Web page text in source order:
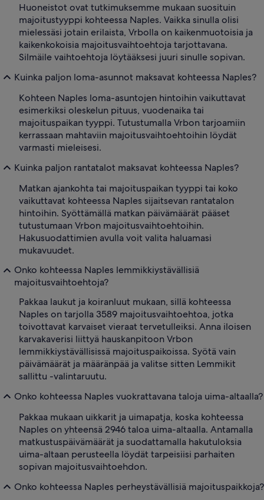
Huoneistot ovat tutkimuksemme mukaan suosituin
majoitustyyppi kohteessa Naples. Vaikka sinulla olisi
mielessäsi jotain erilaista, Vrbolla on kaikenmuotoisia ja
kaikenkokoisia majoitusvaihtoehtoja tarjottavana.
Silmäile vaihtoehtoja löytääksesi juuri sinulle sopivan.
Kuinka paljon loma-asunnot maksavat kohteessa Naples?
Kohteen Naples loma-asuntojen hintoihin vaikuttavat
esimerkiksi oleskelun pituus, vuodenaika tai
majoituspaikan tyyppi. Tutustumalla Vrbon tarjoamiin
kerrassaan mahtaviin majoitusvaihtoehtoihin löydät
varmasti mieleisesi.
Kuinka paljon rantatalot maksavat kohteessa Naples?
Matkan ajankohta tai majoituspaikan tyyppi tai koko
vaikuttavat kohteessa Naples sijaitsevan rantatalon
hintoihin. Syöttämällä matkan päivämäärät pääset
tutustumaan Vrbon majoitusvaihtoehtoihin.
Hakusuodattimien avulla voit valita haluamasi
mukavuudet.
Onko kohteessa Naples lemmikkiystävällisiä
majoitusvaihtoehtoja?
Pakkaa laukut ja koiranluut mukaan, sillä kohteessa
Naples on tarjolla 3589 majoitusvaihtoehtoa, jotka
toivottavat karvaiset vieraat tervetulleiksi. Anna iloisen
karvakaverisi liittyä hauskanpitoon Vrbon
lemmikkiystävällisissä majoituspaikoissa. Syötä vain
päivämäärät ja määränpää ja valitse sitten Lemmikit
sallittu -valintaruutu.
Onko kohteessa Naples vuokrattavana taloja uima-altaalla?
Pakkaa mukaan uikkarit ja uimapatja, koska kohteessa
Naples on yhteensä 2946 taloa uima-altaalla. Antamalla
matkustuspäivämäärät ja suodattamalla hakutuloksia
uima-altaan perusteella löydät tarpeisiisi parhaiten
sopivan majoitusvaihtoehdon.
Onko kohteessa Naples perheystävällisiä majoituspaikkoja?